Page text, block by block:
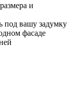
и
под вашу задумку
фасаде